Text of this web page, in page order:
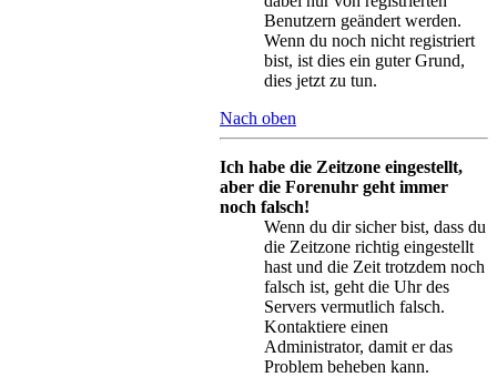
Benutzern geändert werden.
Wenn du noch nicht registriert
bist, ist dies ein guter Grund,
dies jetzt zu tun.
Nach oben
Ich habe die Zeitzone eingestellt,
aber die Forenuhr geht immer
noch falsch!
Wenn du dir sicher bist, dass du
die Zeitzone richtig eingestellt
hast und die Zeit trotzdem noch
falsch ist, geht die Uhr des
Servers vermutlich falsch.
Kontaktiere einen
Administrator, damit er das
Problem beheben kann.